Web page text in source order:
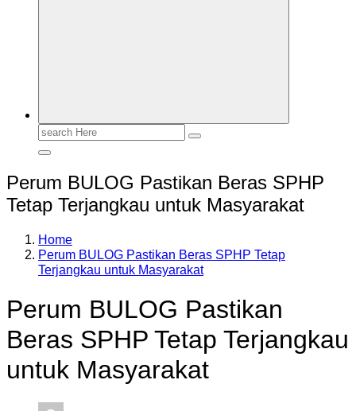
Search
Perum BULOG Pastikan Beras SPHP
Tetap Terjangkau untuk Masyarakat
Home
Perum BULOG Pastikan Beras SPHP Tetap
Terjangkau untuk Masyarakat
Perum BULOG Pastikan
Beras SPHP Tetap Terjangkau
untuk Masyarakat